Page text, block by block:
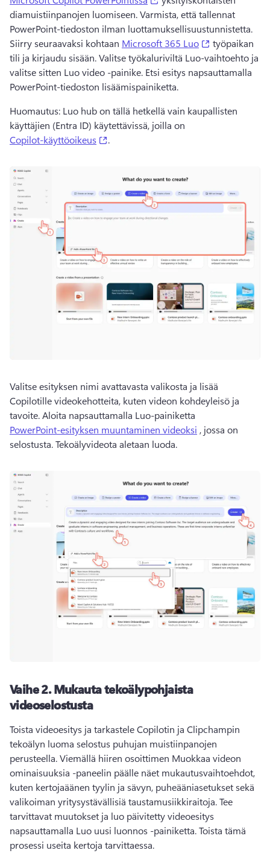
diamuistiinpanojen luomiseen. Varmista, että tallennat
Siirry seuraavaksi kohtaan Microsoft 365 Luo (opens in a
työpaikan
tili ja kirjaudu sisään. Valitse työkaluriviltä Luo-vaihtoehto ja
valitse sitten Luo video -painike. Etsi esitys napsauttamalla
PowerPoint-tiedoston lisäämispainiketta.
Huomautus: Luo hub on tällä hetkellä vain kaupallisten
käyttäjien (Entra ID) käytettävissä, joilla on
Copilot-käyttöoikeus
.
Valitse esityksen nimi avattavasta valikosta ja lisää
Copilotille videokehotteita, kuten videon kohdeyleisö ja
tavoite. Aloita napsauttamalla Luo-painiketta
PowerPoint-esityksen muuntaminen videoksi , jossa on
selostusta. Tekoälyvideota aletaan luoda.
Vaihe 2.Mukauta tekoälypohjaista
videoselostusta
Toista videoesitys ja tarkastele Copilotin ja Clipchampin
tekoälyn luoma selostus puhujan muistiinpanojen
perusteella. Viemällä hiiren osoittimen Muokkaa videon
ominaisuuksia -paneelin päälle näet mukautusvaihtoehdot,
kuten kertojaäänen tyylin ja sävyn, puheääniasetukset sekä
valikoiman yritysystävällisiä taustamusiikkiraitoja. Tee
tarvittavat muutokset ja luo päivitetty videoesitys
napsauttamalla Luo uusi luonnos -painiketta. Toista tämä
prosessi useita kertoja tarvittaessa.